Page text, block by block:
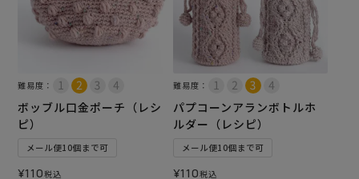
難易度：
ボッブル口金ポーチ（レシ
ピ）
メール便10個まで可
¥110税込
難易度：
パプコーンアランボトルホ
ルダー（レシピ）
メール便10個まで可
¥110税込